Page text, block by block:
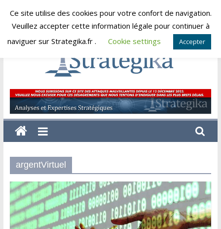
Skip
dimanche, août 9, 2026
Strategika
Expertise
et
Analyses
argentVirtuel
Ce site utilise des cookies pour votre confort de navigation.
Veuillez accepter cette information légale pour continuer à
naviguer sur Strategika.fr .
Cookie settings Accepter